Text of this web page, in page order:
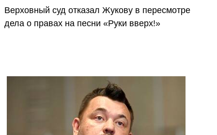
Верховный суд отказал Жукову в пересмотре
дела о правах на песни «Руки вверх!»